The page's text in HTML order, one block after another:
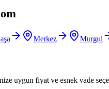
Merkez Murgul
uygun fiyat ve esnek vade